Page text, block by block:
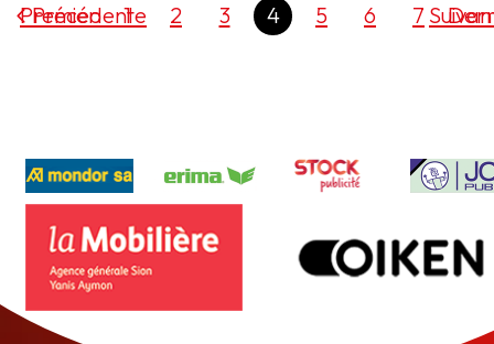
Précédente
Premier 1 2 3 4 5 6 7